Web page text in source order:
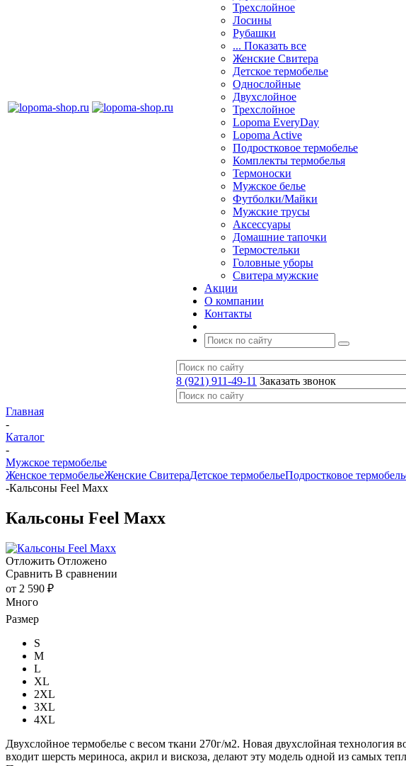
Трехслойное
Лосины
Рубашки
... Показать все
Женские Свитера
Детское термобелье
Однослойные
Двуxслойное
Трехслойное
Lopoma EveryDay
Lopoma Active
Подростковое термобелье
Комплекты термобелья
Термоноски
Мужское белье
Футболки/Майки
Мужские трусы
Аксессуары
Домашние тапочки
Термостельки
Головные уборы
Свитера мужские
Акции
О компании
Контакты
8 (921) 911-49-11 Заказать звонок
Главная
-
Каталог
-
Мужское термобелье
Женское термобельеЖенские СвитераДетское термобельеПодростковое
-Кальсоны Feel Maxx
Кальсоны Feel Maxx
Отложить Отложено
Сравнить В сравнении
от 2 590 ₽
Много
Размер
S
M
L
XL
2XL
3XL
4XL
Двухслойное термобелье с весом ткани 270г/м2. Новая двухслойная
входит шерсть мериноса, акрил и вискоза, делают эту модель одной из самых